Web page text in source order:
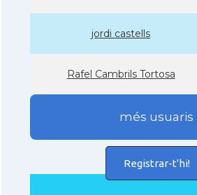
jordi castells
Rafel Cambrils Tortosa
més usuaris
Registrar-t'hi!